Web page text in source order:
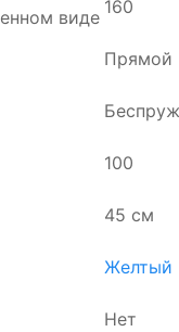
виде 160
Прямой
100
45 см
Желтый
Нет